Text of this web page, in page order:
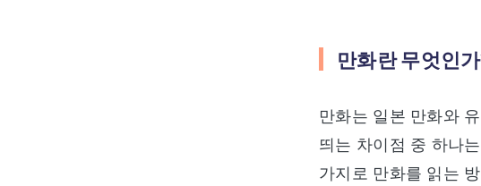
만화란 무엇인
만화는 일본 만화와
띄는 차이점 중 하나
가지로 만화를 읽는